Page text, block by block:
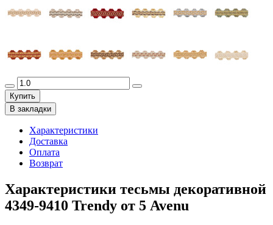
Купить
В закладки
Характеристики
Доставка
Оплата
Возврат
Характеристики тесьмы декоративной
4349-9410 Trendy от 5 Avenu